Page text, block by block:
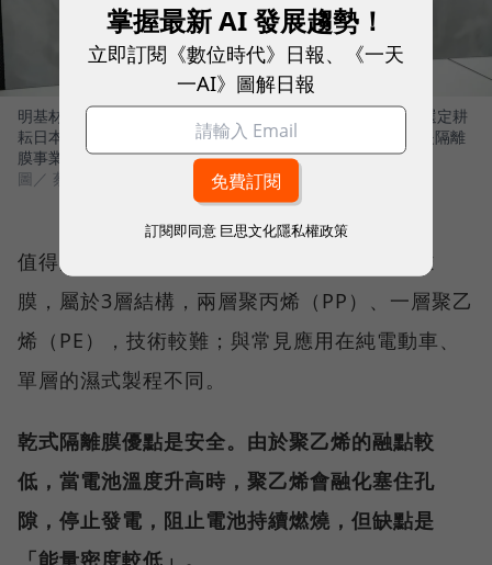
明基材料董事長陳建志回憶，2015年為拓展國際車用市場，選定耕
耘日本電池芯廠，並花3～5年的驗證時間才正式出貨。這也是隔離
膜事業「由虧轉盈」的重要轉折點。
圖／ 蔡仁譯攝影
值得注意的是，明基材採用乾式製程生產隔離
膜，屬於3層結構，兩層聚丙烯（PP）、一層聚乙
烯（PE），技術較難；與常見應用在純電動車、
單層的濕式製程不同。
乾式隔離膜優點是安全。由於聚乙烯的融點較
低，當電池溫度升高時，聚乙烯會融化塞住孔
隙，停止發電，阻止電池持續燃燒，但缺點是
掌握最新 AI 發展趨勢！
立即訂閱《數位時代》日報、《一天
一AI》圖解日報
訂閱即同意 巨思文化隱私權政策